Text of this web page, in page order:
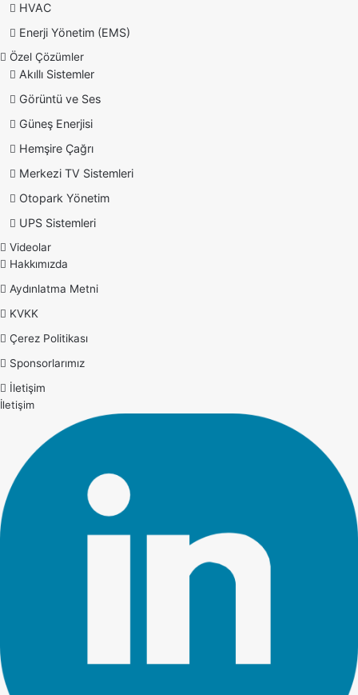
HVAC
Enerji Yönetim (EMS)
Özel Çözümler
Akıllı Sistemler
Görüntü ve Ses
Güneş Enerjisi
Hemşire Çağrı
Merkezi TV Sistemleri
Otopark Yönetim
UPS Sistemleri
Videolar
Hakkımızda
Aydınlatma Metni
KVKK
Çerez Politikası
Sponsorlarımız
İletişim
İletişim